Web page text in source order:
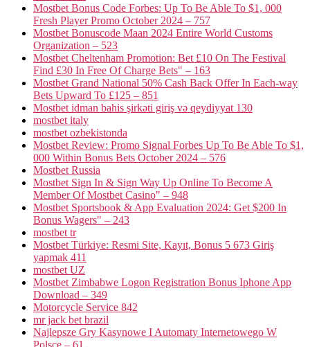
Mostbet Bonus Code Forbes: Up To Be Able To $1, 000
Fresh Player Promo October 2024 – 757
Mostbet Bonuscode Maan 2024 Entire World Customs
Organization – 523
Mostbet Cheltenham Promotion: Bet £10 On The Festival
Find £30 In Free Of Charge Bets" – 163
Mostbet Grand National 50% Cash Back Offer In Each-way
Bets Upward To £125 – 851
Mostbet idman bahis şirkəti giriş və qeydiyyat 130
mostbet italy
mostbet ozbekistonda
Mostbet Review: Promo Signal Forbes Up To Be Able To $1,
000 Within Bonus Bets October 2024 – 576
Mostbet Russia
Mostbet Sign In & Sign Way Up Online To Become A
Member Of Mostbet Casino" – 948
Mostbet Sportsbook & App Evaluation 2024: Get $200 In
Bonus Wagers" – 243
mostbet tr
Mostbet Türkiye: Resmi Site, Kayıt, Bonus 5 673 Giriş
yapmak 411
mostbet UZ
Mostbet Zimbabwe Logon Registration Bonus Iphone App
Download – 349
Motorcycle Service 842
mr jack bet brazil
Najlepsze Gry Kasynowe I Automaty Internetowego W